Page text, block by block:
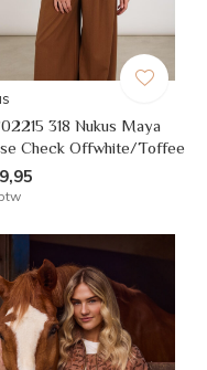
318 Nukus Maya
Check Offwhite/Toffee